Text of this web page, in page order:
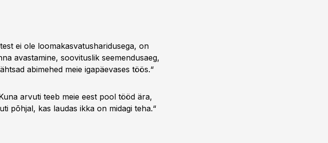
ei ole loomakasvatusharidusega, on
avastamine, soovituslik seemendusaeg,
abimehed meie igapäevases töös.“
arvuti teeb meie eest pool tööd ära,
põhjal, kas laudas ikka on midagi teha.“